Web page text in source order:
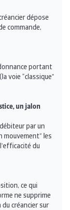
dépose
commande,
portant
voie “classique”
un jalon
par un
mouvement” les
du
ce qui
ne supprime
créancier sur